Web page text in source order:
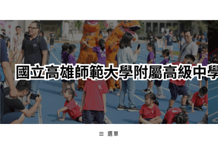
轉
至
主
內
容
選單